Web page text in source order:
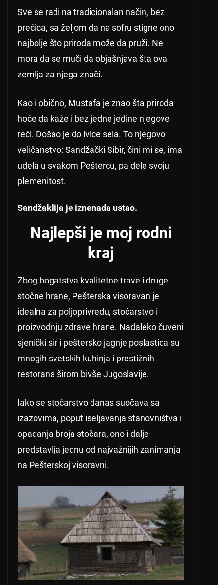
Sve se radi na tradicionalan način, bez
prečica, sa željom da na sofru stigne ono
najbolje što priroda može da pruži. Ne
mora da se muči da objašnjava šta ova
zemlja za njega znači.
Kao i obično, Mustafa je znao šta priroda
hoće da kaže i bez jedne jedine njegove
reči. Došao je do ivice sela. To njegovo
veličanstvo: Sandžački Sibir, čini mi se, ima
udela u svakom Peštercu, pa dele svoju
plemenitost.
Sandžaklija je iznenada ustao.
Najlepši je moj rodni
kraj
Zbog bogatstva kvalitetne trave i druge
stočne hrane, Pešterska visoravan je
idealna za poljoprivredu, stočarstvo i
proizvodnju zdrave hrane. Nadaleko čuveni
sjenički sir i peštersko jagnje poslastica su
mnogih svetskih kuhinja i prestižnih
restorana širom bivše Jugoslavije.
Iako se stočarstvo danas suočava sa
izazovima, poput iseljavanja stanovništva i
opadanja broja stočara, ono i dalje
predstavlja jednu od najvažnijih zanimanja
na Pešterskoj visoravni.